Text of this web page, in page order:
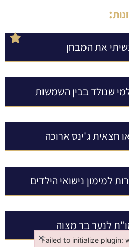
:
את המבחן
שנולד בבין השמשות
חצאית ג'ינס ארוכה
למימון נישואי הילדים
לנער בר מצוה
Failed to initialize plugin:
×